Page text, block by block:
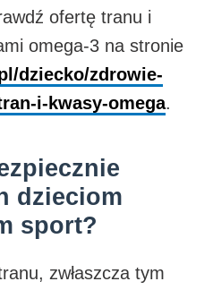
ofertę tranu i
omega‑3 na stronie
dziecko/zdrowie-
i-kwasy-omega.
dzieciom
sport?
zwłaszcza tym